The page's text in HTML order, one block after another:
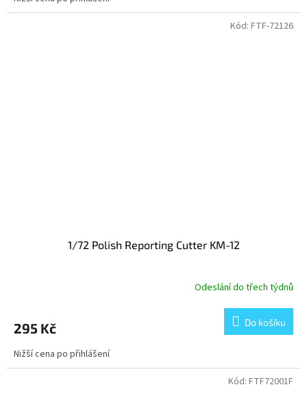
1/72 Polish Reporting Cutter KM-12
Odeslání do třech týdnů
295 Kč Do košíku
Nižší cena po přihlášení
Kód: FTF-72126
Kód: FTF72001F